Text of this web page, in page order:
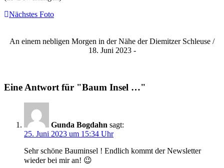
Nächstes Foto
An einem nebligen Morgen in der Nähe der Diemitzer Schleuse /
18. Juni 2023 -
Eine Antwort für "Baum Insel …"
Gunda Bogdahn sagt:
25. Juni 2023 um 15:34 Uhr
Sehr schöne Bauminsel ! Endlich kommt der Newsletter
wieder bei mir an! 😉